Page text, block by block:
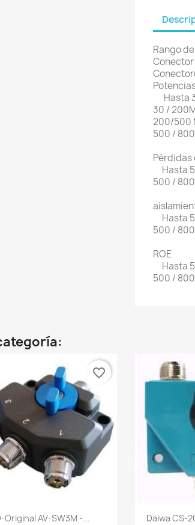
Rango
Hasta
30 /
200/500
500 /
Pérdidas
Hasta
500 /
Hasta
500 /
ROE
Hasta
500 /
Vista rápida
Original AV-SW3M -...
favorite_border

Daiwa CS-